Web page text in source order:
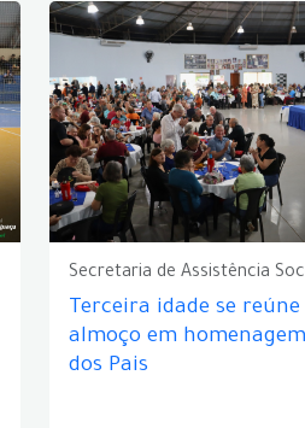
Secretaria de Assistência
Terceira idade se reúne
almoço em
dos Pais